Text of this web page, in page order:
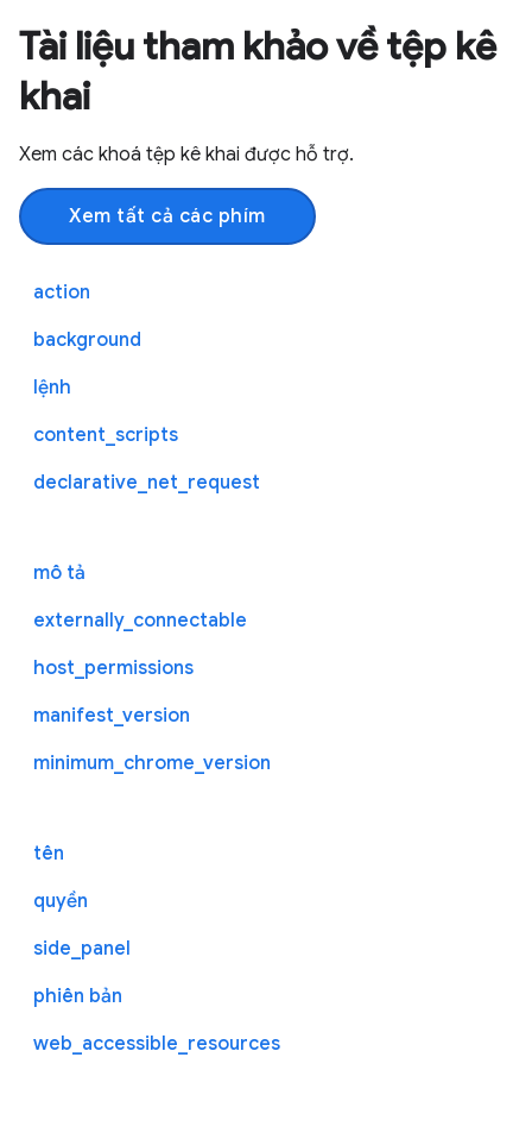
Tài liệu tham khảo về tệp kê
khai
Xem các khoá tệp kê khai được hỗ trợ.
Xem tất cả các phím
action
background
lệnh
content_scripts
declarative_net_request
mô tả
externally_connectable
host_permissions
manifest_version
minimum_chrome_version
tên
quyền
side_panel
phiên bản
web_accessible_resources